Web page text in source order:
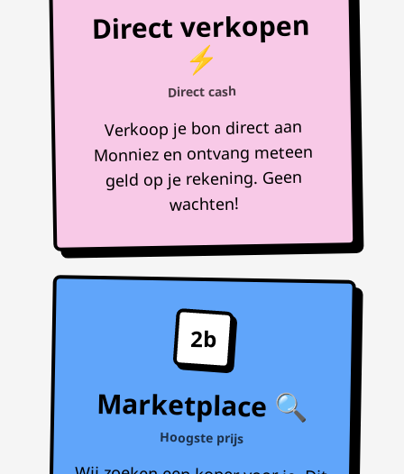
Direct verkopen
⚡
Direct cash
Verkoop je bon direct aan
Monniez en ontvang meteen
geld op je rekening. Geen
wachten!
2b
Marketplace 🔍
Hoogste prijs